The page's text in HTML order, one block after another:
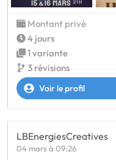
Montant privé
4 jours
1 variante
3 révisions
Voir le profil
LBEnergiesCreatives
04 mars à 09:26